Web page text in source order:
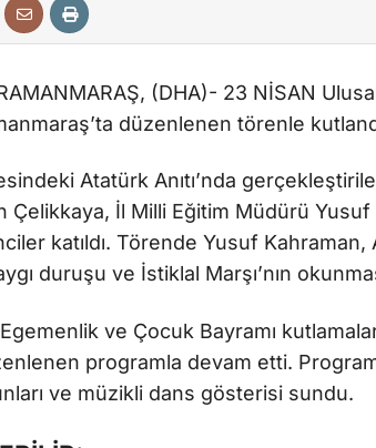
(DHA)- 23 NİSAN
düzenlenen törenle
Atatürk Anıtı’nda
Çelikkaya, İl Milli Eğitim Müdürü
katıldı. Törende Yusuf Kahraman,
duruşu ve İstiklal Marşı’nın
ve Çocuk Bayramı
programla devam etti.
ve müzikli dans gösterisi sundu.